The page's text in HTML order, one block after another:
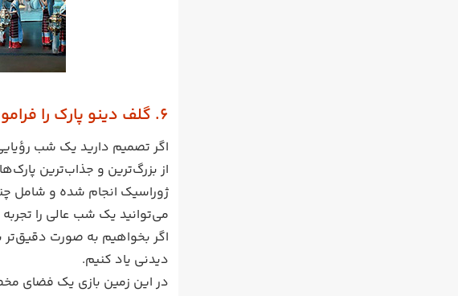
6. گلف دینو پارک را فراموش نکنید
اگر تصمیم دارید یک شب
از بزرگ‌ترین و جذاب‌ترین
ژوراسیک انجام شده و شامل
می‌توانید یک شب عالی را
اگر بخواهیم به صورت دقیق‌تر
دیدنی یاد کنیم.
در این زمین بازی یک فضای